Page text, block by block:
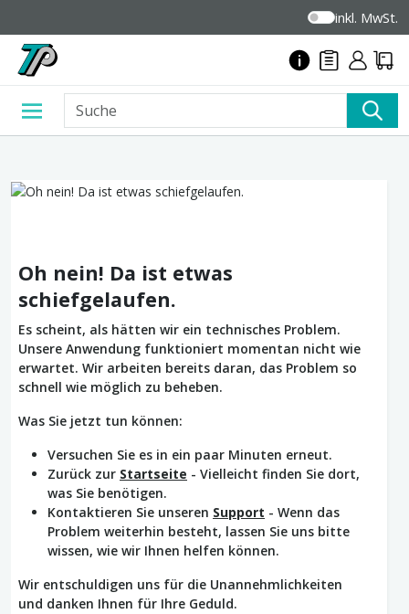
inkl. MwSt.
Oh nein! Da ist etwas
schiefgelaufen.
Es scheint, als hätten wir ein technisches Problem.
Unsere Anwendung funktioniert momentan nicht wie
erwartet. Wir arbeiten bereits daran, das Problem so
schnell wie möglich zu beheben.
Was Sie jetzt tun können:
Versuchen Sie es in ein paar Minuten erneut.
Zurück zur Startseite - Vielleicht finden Sie dort,
was Sie benötigen.
Kontaktieren Sie unseren Support - Wenn das
Problem weiterhin besteht, lassen Sie uns bitte
wissen, wie wir Ihnen helfen können.
Wir entschuldigen uns für die Unannehmlichkeiten
und danken Ihnen für Ihre Geduld.